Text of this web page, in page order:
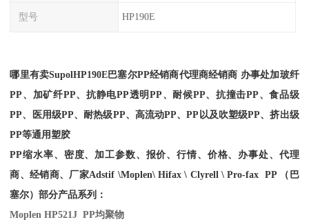
型号 HP190E
哪里有卖SupolHP190E 巴塞尔PP经销商代理商经销商 办事处加玻纤
PP、加矿纤PP、抗静电PP透明PP、耐候PP、抗撞击PP、食品级
PP、医用级PP、耐热级PP、高流动PP、PP以及吹塑级PP、挤出级
PP等通用塑胶
PP缩水率、密度、加工参数、报价、行情、价格、办事处、代理
商、经销商、厂家Adstif \Moplen\ Hifax \ Clyrell \ Pro-fax PP （巴
塞尔）部分产品系列：
Moplen HP521J PP均聚物